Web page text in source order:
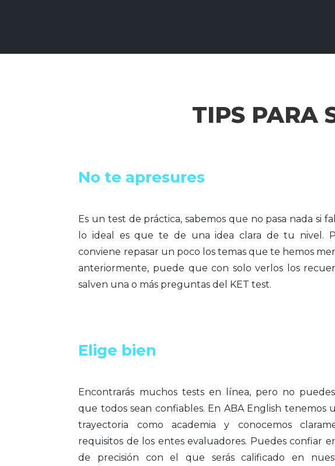
TIPS PARA
No te apresures
Es un test de práctica, sabemos que no pasa nada si
lo ideal es que te de una idea clara de tu nivel.
conviene repasar un poco los temas que te hemos
anteriormente, puede que con solo verlos los
salven una o más preguntas del KET test.
Elige bien
Encontrarás muchos tests en línea, pero no
que todos sean confiables. En ABA English tenemos
trayectoria como academia y conocemos
requisitos de los entes evaluadores. Puedes confiar
de precisión con el que serás calificado en